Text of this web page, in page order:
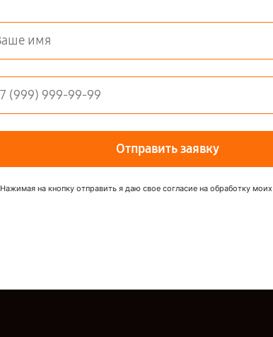
Отправить заявку
Нажимая на кнопку отправить я даю свое согласие на обработку моих